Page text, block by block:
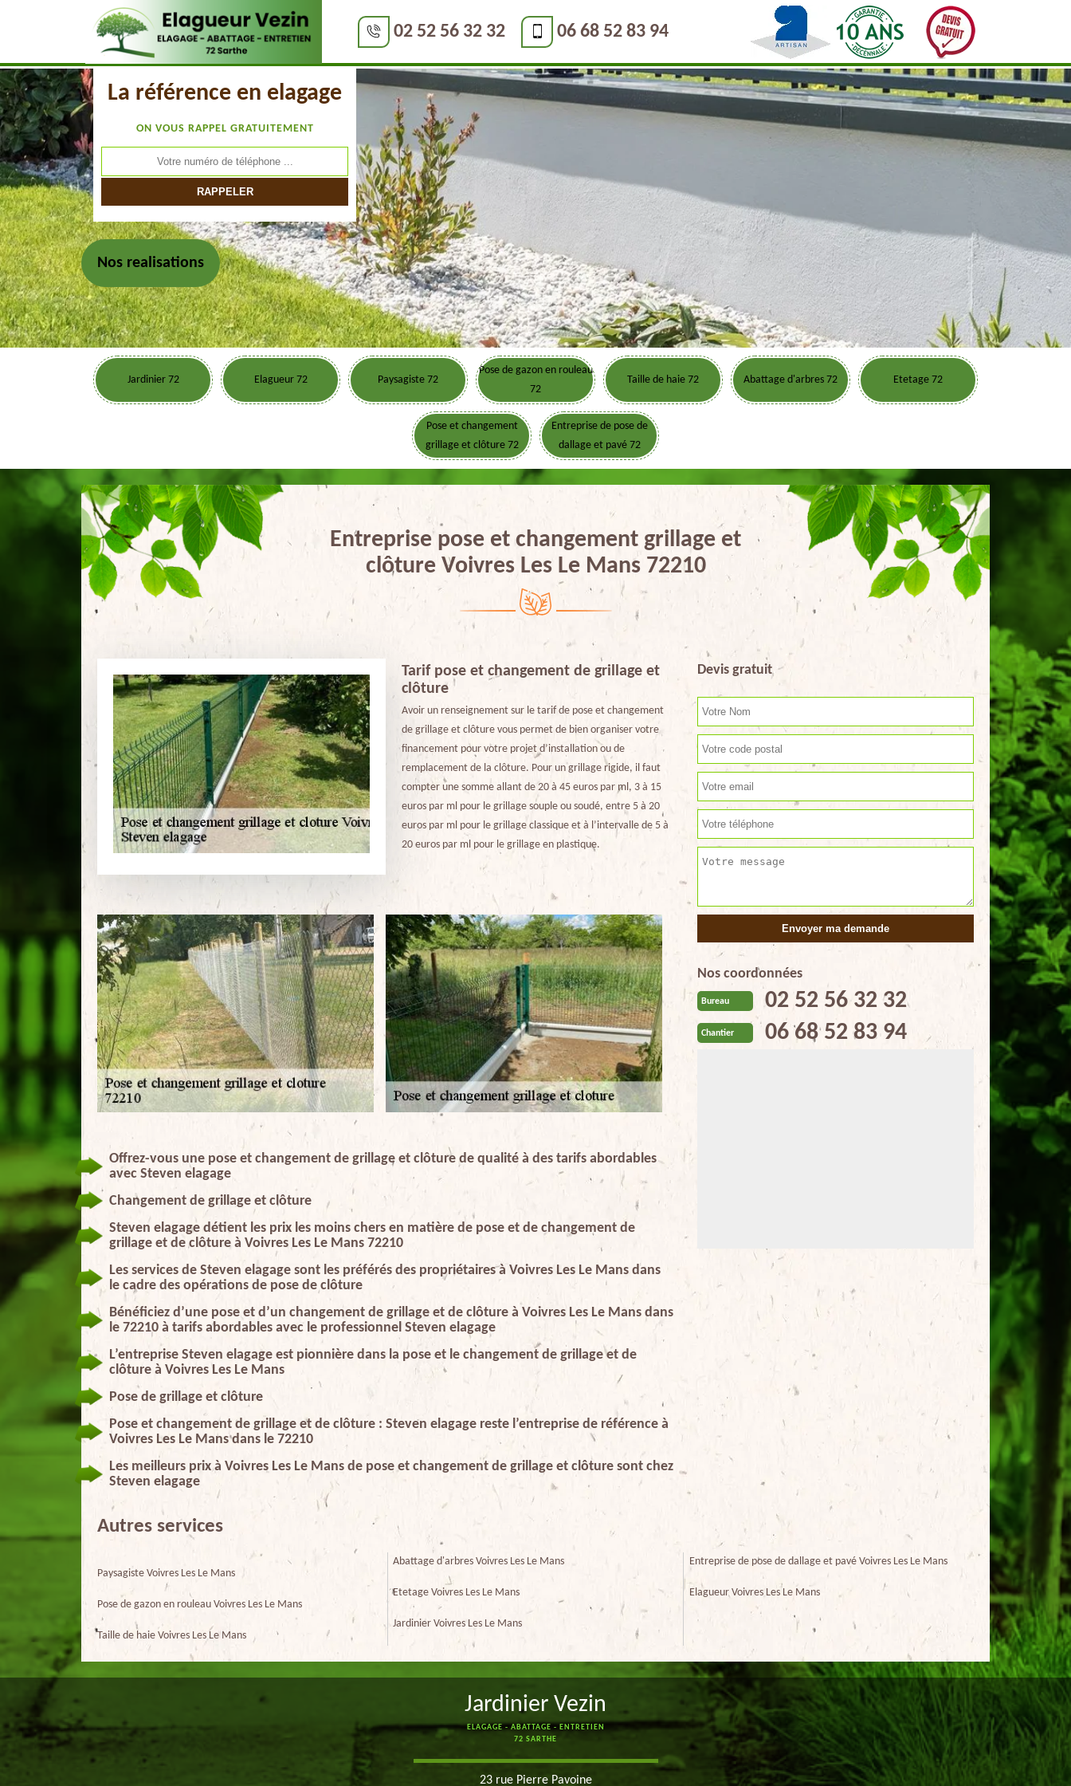
02 52 56 32 32 06 68 52 83 94
La référence en elagage
ON VOUS RAPPEL GRATUITEMENT
Nos realisations
Jardinier 72 Elagueur 72 Paysagiste 72
Pose de gazon en rouleau
72
Taille de haie 72 Abattage d'arbres 72 Etetage 72
Pose et changement
grillage et clôture 72
Entreprise de pose de
dallage et pavé 72
Entreprise pose et changement grillage et
clôture Voivres Les Le Mans 72210
Tarif pose et changement de grillage et
clôture
Avoir un renseignement sur le tarif de pose et changement
de grillage et clôture vous permet de bien organiser votre
financement pour votre projet d’installation ou de
remplacement de la clôture. Pour un grillage rigide, il faut
compter une somme allant de 20 à 45 euros par ml, 3 à 15
euros par ml pour le grillage souple ou soudé, entre 5 à 20
euros par ml pour le grillage classique et à l’intervalle de 5 à
20 euros par ml pour le grillage en plastique.
Offrez-vous une pose et changement de grillage et clôture de qualité à des tarifs abordables
avec Steven elagage
Changement de grillage et clôture
Steven elagage détient les prix les moins chers en matière de pose et de changement de
grillage et de clôture à Voivres Les Le Mans 72210
Les services de Steven elagage sont les préférés des propriétaires à Voivres Les Le Mans dans
le cadre des opérations de pose de clôture
Bénéficiez d’une pose et d’un changement de grillage et de clôture à Voivres Les Le Mans dans
le 72210 à tarifs abordables avec le professionnel Steven elagage
L’entreprise Steven elagage est pionnière dans la pose et le changement de grillage et de
clôture à Voivres Les Le Mans
Pose de grillage et clôture
Pose et changement de grillage et de clôture : Steven elagage reste l’entreprise de référence à
Voivres Les Le Mans dans le 72210
Les meilleurs prix à Voivres Les Le Mans de pose et changement de grillage et clôture sont chez
Steven elagage
Devis gratuit
Nos coordonnées
Bureau 02 52 56 32 32
Chantier 06 68 52 83 94
Autres services
Paysagiste Voivres Les Le Mans
Pose de gazon en rouleau Voivres Les Le Mans
Taille de haie Voivres Les Le Mans
Abattage d'arbres Voivres Les Le Mans
Etetage Voivres Les Le Mans
Jardinier Voivres Les Le Mans
Entreprise de pose de dallage et pavé Voivres Les Le Mans
Elagueur Voivres Les Le Mans
Jardinier Vezin
ELAGAGE - ABATTAGE - ENTRETIEN
72 SARTHE
23 rue Pierre Pavoine